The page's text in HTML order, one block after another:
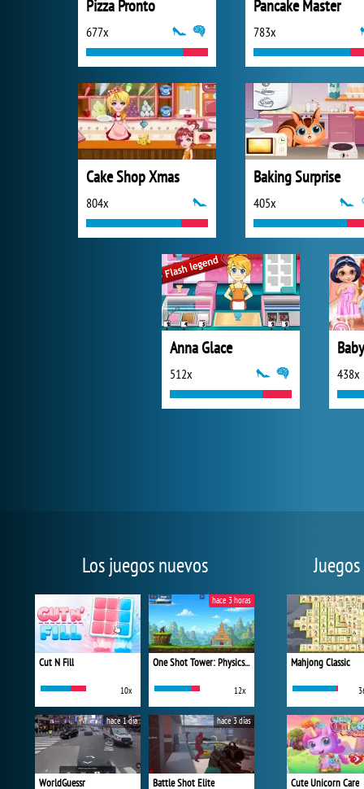
Pizza Pronto
677x
Pancake Master
783x
Cake Shop Xmas
804x
Baking Surprise
405x
Anna Glace
512x 438x
Los juegos nuevos
Cut N Fill
10x
One Shot Tower: Physics Destroyer
12x
hace 3 horas
WorldGuessr
hace 1 día
Battle Shot Elite
hace 3 días
Mahjong Classic
Cute Unicorn Care